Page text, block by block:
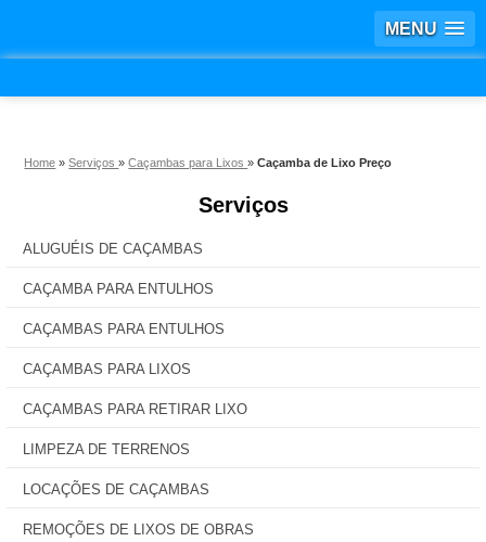
MENU
Home »Serviços»Caçambas para Lixos»Caçamba de Lixo Preço
Serviços
ALUGUÉIS DE CAÇAMBAS
CAÇAMBA PARA ENTULHOS
CAÇAMBAS PARA ENTULHOS
CAÇAMBAS PARA LIXOS
CAÇAMBAS PARA RETIRAR LIXO
LIMPEZA DE TERRENOS
LOCAÇÕES DE CAÇAMBAS
REMOÇÕES DE LIXOS DE OBRAS